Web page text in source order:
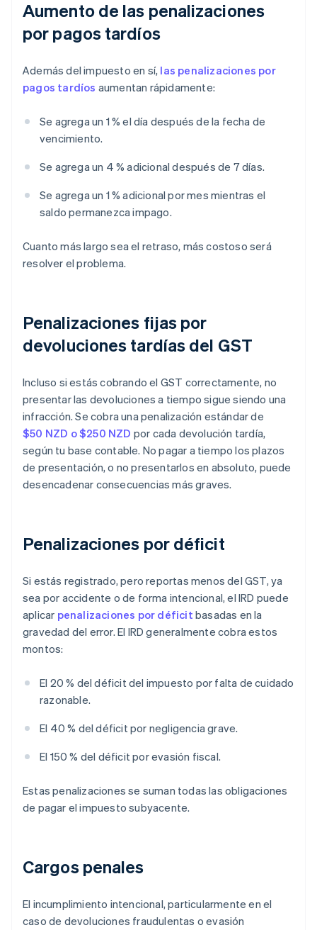
Aumento de las penalizaciones
por pagos tardíos
Además del impuesto en sí, las penalizaciones por
pagos tardíos aumentan rápidamente:
Se agrega un 1 % el día después de la fecha de
vencimiento.
Se agrega un 4 % adicional después de 7 días.
Se agrega un 1 % adicional por mes mientras el
saldo permanezca impago.
Cuanto más largo sea el retraso, más costoso será
resolver el problema.
Penalizaciones fijas por
devoluciones tardías del GST
Incluso si estás cobrando el GST correctamente, no
presentar las devoluciones a tiempo sigue siendo una
infracción. Se cobra una penalización estándar de
$50 NZD o $250 NZD por cada devolución tardía,
según tu base contable. No pagar a tiempo los plazos
de presentación, o no presentarlos en absoluto, puede
desencadenar consecuencias más graves.
Penalizaciones por déficit
Si estás registrado, pero reportas menos del GST, ya
sea por accidente o de forma intencional, el IRD puede
aplicar penalizaciones por déficitbasadas en la
gravedad del error. El IRD generalmente cobra estos
montos:
El 20 % del déficit del impuesto por falta de cuidado
razonable.
El 40 % del déficit por negligencia grave.
El 150 % del déficit por evasión fiscal.
Estas penalizaciones se suman todas las obligaciones
de pagar el impuesto subyacente.
Cargos penales
El incumplimiento intencional, particularmente en el
caso de devoluciones fraudulentas o evasión